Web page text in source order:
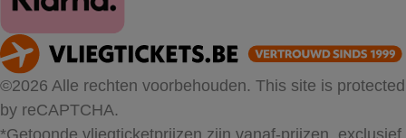
©2026 Alle rechten voorbehouden. This site is protected
by reCAPTCHA.
*Getoonde vliegticketprijzen zijn vanaf-prijzen, exclusief